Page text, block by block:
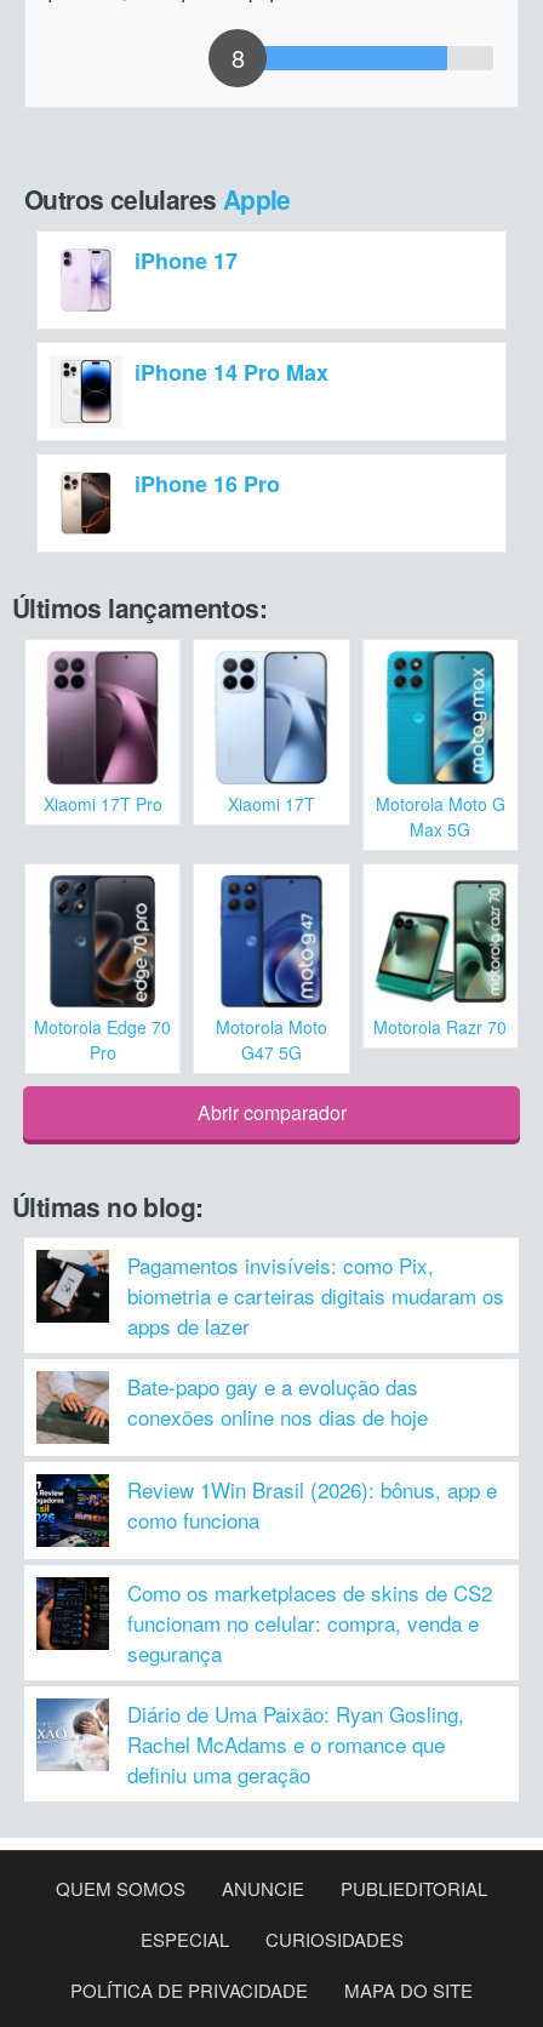
8
Outros celulares Apple
iPhone 17
iPhone 14 Pro Max
iPhone 16 Pro
Últimos lançamentos:
Xiaomi 17T Pro Xiaomi 17T
Motorola Moto G
Max 5G
Motorola Edge 70
Pro
Motorola Moto
G47 5G
Motorola Razr 70
Abrir comparador
Últimas no blog:
Pagamentos invisíveis: como Pix,
biometria e carteiras digitais mudaram os
apps de lazer
Bate-papo gay e a evolução das
conexões online nos dias de hoje
Review 1Win Brasil (2026): bônus, app e
como funciona
Como os marketplaces de skins de CS2
funcionam no celular: compra, venda e
segurança
Diário de Uma Paixão: Ryan Gosling,
Rachel McAdams e o romance que
definiu uma geração
QUEM SOMOS ANUNCIE
PUBLIEDITORIAL
ESPECIAL
CURIOSIDADES
POLÍTICA DE PRIVACIDADE
MAPA DO SITE